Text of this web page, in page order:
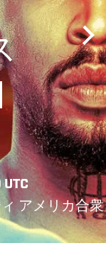
アメリカ合衆